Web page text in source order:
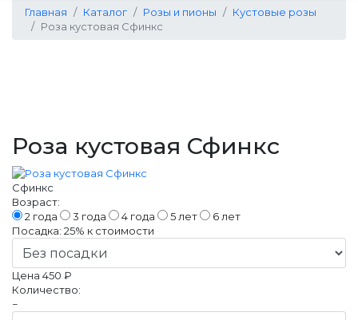
Главная Каталог Розы и пионы
Кустовые розы
Роза кустовая Сфинкс
Роза кустовая Сфинкс
Сфинкс
Возраст:
2 года
3 года 4 года 5 лет
6 лет
Посадка: 25% к стоимости
Цена 450 ₽
Количество:
−